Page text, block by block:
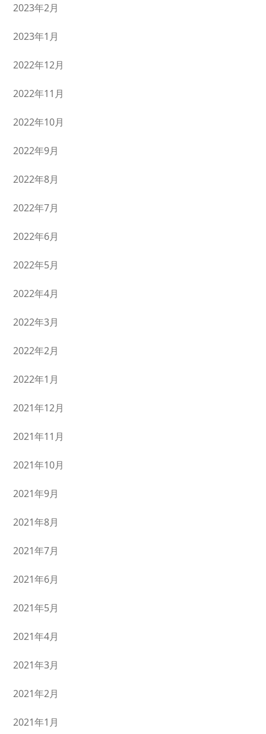
2023年2月
2023年1月
2022年12月
2022年11月
2022年10月
2022年9月
2022年8月
2022年7月
2022年6月
2022年5月
2022年4月
2022年3月
2022年2月
2022年1月
2021年12月
2021年11月
2021年10月
2021年9月
2021年8月
2021年7月
2021年6月
2021年5月
2021年4月
2021年3月
2021年2月
2021年1月